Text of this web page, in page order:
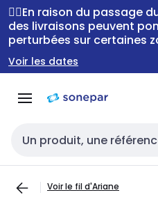
Passer à la
navigation
Passer
au
contenu
🚴‍♂️En raison du passage
des livraisons peuvent
perturbées sur certaines
Voir les dates
Entrée de recherche
Voir le fil d'Ariane